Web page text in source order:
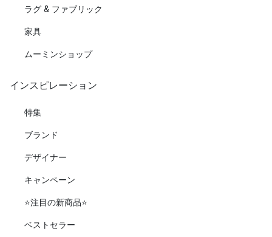
ラグ & ファブリック
家具
ムーミンショップ
インスピレーション
特集
ブランド
デザイナー
キャンペーン
⭐️注目の新商品⭐️
ベストセラー